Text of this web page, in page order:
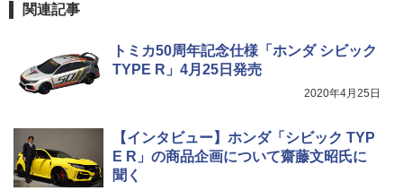
関連記事
トミカ50周年記念仕様「ホンダ シビック
TYPE R」4月25日発売
2020年4月25日
【インタビュー】ホンダ「シビック TYP
E R」の商品企画について齋藤文昭氏に
聞く